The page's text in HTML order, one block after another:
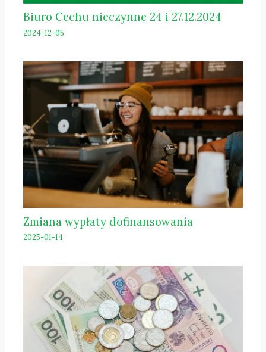
Biuro Cechu nieczynne 24 i 27.12.2024
2024-12-05
Zmiana wypłaty dofinansowania
2025-01-14